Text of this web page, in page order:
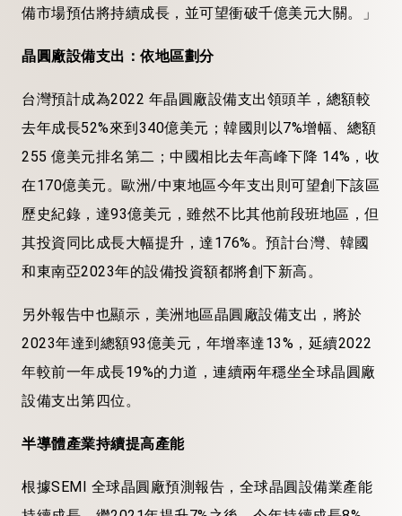
備市場預估將持續成長，並可望衝破千億美元大關。」
晶圓廠設備支出：依地區劃分
台灣預計成為2022 年晶圓廠設備支出領頭羊，總額較
去年成長52%來到340億美元；韓國則以7%增幅、總額
255 億美元排名第二；中國相比去年高峰下降 14%，收
在170億美元。歐洲/中東地區今年支出則可望創下該區
歷史紀錄，達93億美元，雖然不比其他前段班地區，但
其投資同比成長大幅提升，達176%。預計台灣、韓國
和東南亞2023年的設備投資額都將創下新高。
另外報告中也顯示，美洲地區晶圓廠設備支出，將於
2023年達到總額93億美元，年增率達13%，延續2022
年較前一年成長19%的力道，連續兩年穩坐全球晶圓廠
設備支出第四位。
半導體產業持續提高產能
根據SEMI 全球晶圓廠預測報告，全球晶圓設備業產能